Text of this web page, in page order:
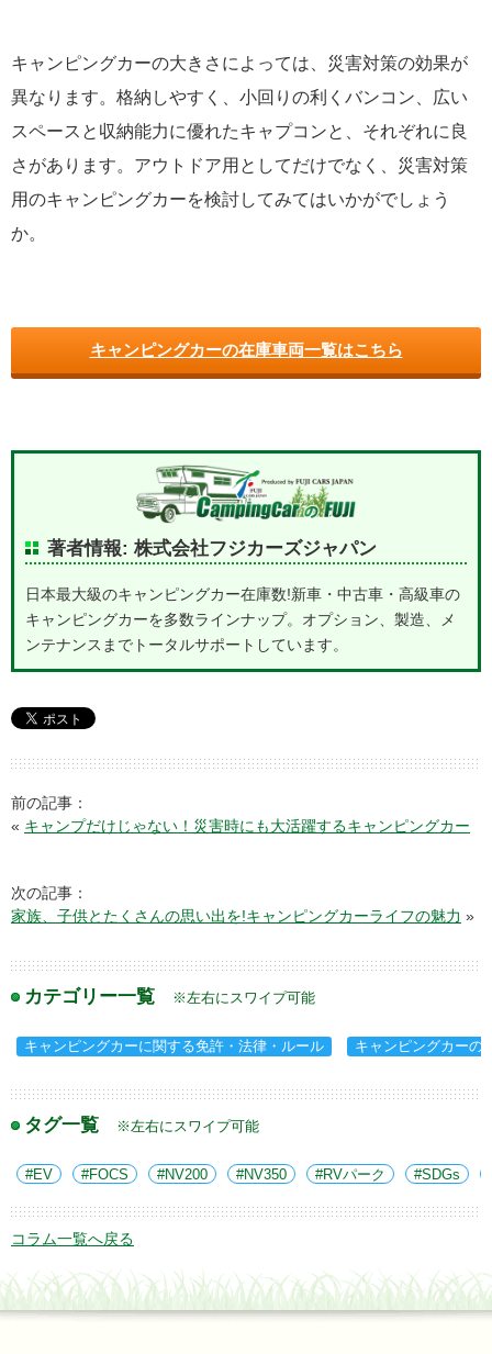
キャンピングカーの大きさによっては、災害対策の効果が
異なります。格納しやすく、小回りの利くバンコン、広い
スペースと収納能力に優れたキャプコンと、それぞれに良
さがあります。アウトドア用としてだけでなく、災害対策
用のキャンピングカーを検討してみてはいかがでしょう
か。
キャンピングカーの在庫車両一覧はこちら
著者情報: 株式会社フジカーズジャパン
日本最大級のキャンピングカー在庫数!新車・中古車・高級車の
キャンピングカーを多数ラインナップ。オプション、製造、メ
ンテナンスまでトータルサポートしています。
前の記事：
« キャンプだけじゃない！災害時にも大活躍するキャンピングカー
次の記事：
家族、子供とたくさんの思い出を!キャンピングカーライフの魅力 »
カテゴリー一覧 ※左右にスワイプ可能
キャンピングカーに関する免許・法律・ルール キャンピングカーの
タグ一覧 ※左右にスワイプ可能
EV FOCS NV200 NV350 RVパーク SDGs
コラム一覧へ戻る